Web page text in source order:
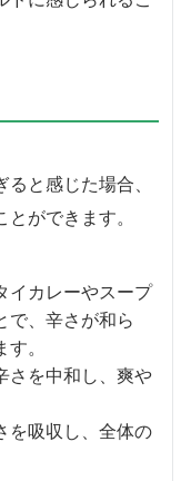
と感じた場合、
ができます。
イカレーやスープ
で、辛さが和ら
。
さを中和し、爽や
を吸収し、全体の